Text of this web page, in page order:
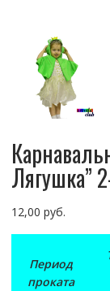
Лягушка”
12,00 руб.
Период
проката